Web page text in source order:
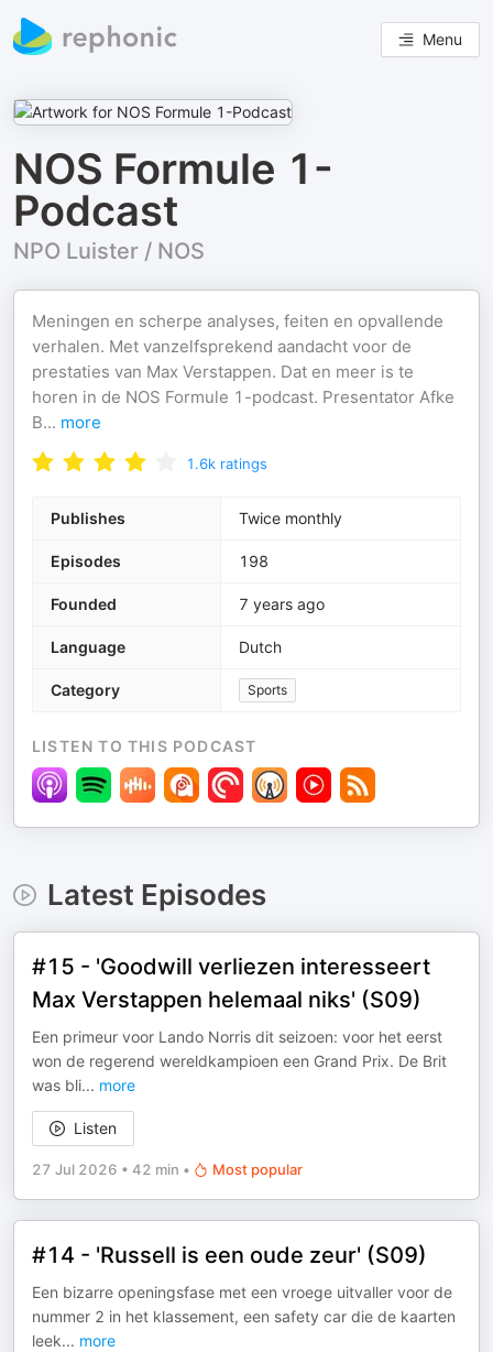
Menu
NOS Formule 1-
Podcast
NPO Luister / NOS
Meningen en scherpe analyses, feiten en opvallende
verhalen. Met vanzelfsprekend aandacht voor de
prestaties van Max Verstappen. Dat en meer is te
horen in de NOS Formule 1-podcast. Presentator Afke
B... more
1.6k ratings
Publishes Twice monthly
Episodes 198
Founded 7 years ago
Language Dutch
Category Sports
LISTEN TO THIS PODCAST
Latest Episodes
#15 - 'Goodwill verliezen interesseert
Max Verstappen helemaal niks' (S09)
Een primeur voor Lando Norris dit seizoen: voor het eerst
won de regerend wereldkampioen een Grand Prix. De Brit
was bli... more
Listen
27 Jul 2026 • 42 min • Most popular
#14 - 'Russell is een oude zeur' (S09)
Een bizarre openingsfase met een vroege uitvaller voor de
nummer 2 in het klassement, een safety car die de kaarten
leek... more